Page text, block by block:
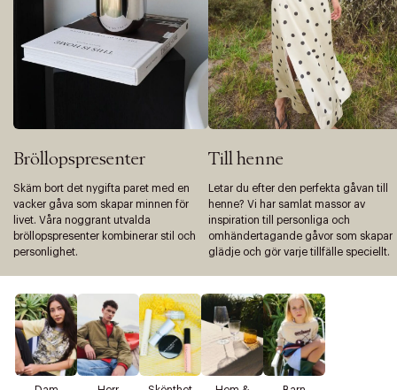
Bröllopspresenter
Skäm bort det nygifta paret med en
vacker gåva som skapar minnen för
livet. Våra noggrant utvalda
bröllopspresenter kombinerar stil och
personlighet.
Till henne
Letar du efter den perfekta gåvan till
henne? Vi har samlat massor av
inspiration till personliga och
omhändertagande gåvor som skapar
glädje och gör varje tillfälle speciellt.